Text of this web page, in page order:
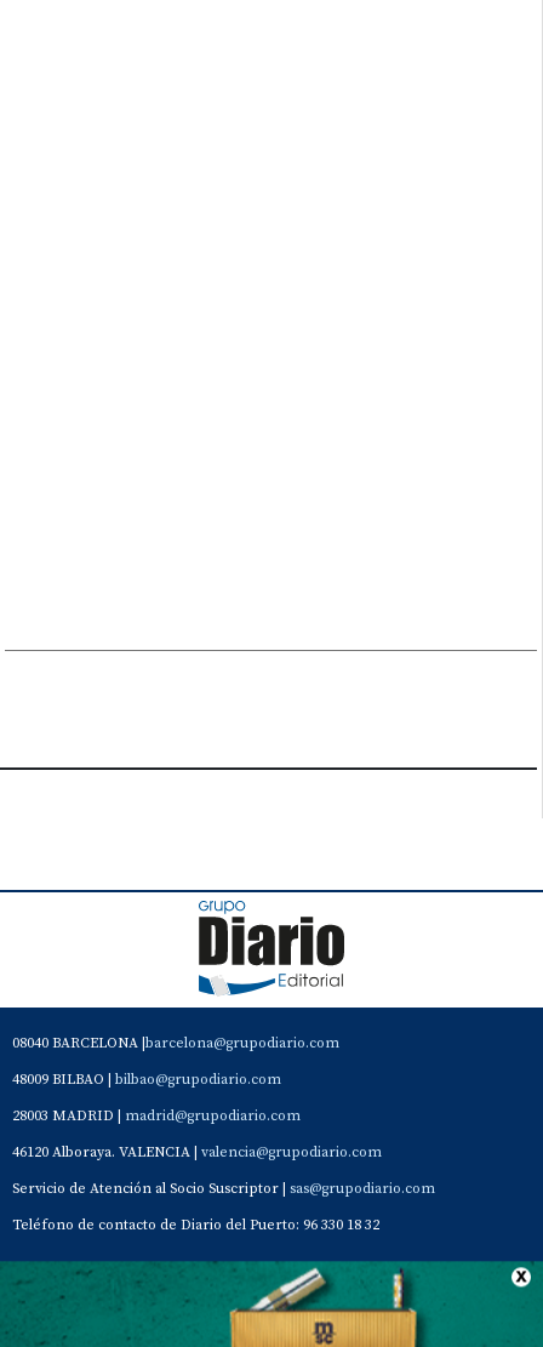
08040 BARCELONA | barcelona@grupodiario.com
48009 BILBAO | bilbao@grupodiario.com
28003 MADRID | madrid@grupodiario.com
46120 Alboraya. VALENCIA | valencia@grupodiario.com
Servicio de Atención al Socio Suscriptor | sas@grupodiario.com
Teléfono de contacto de Diario del Puerto: 96 330 18 32
Contacto Aviso Legal Quiénes somos Política de privacidad